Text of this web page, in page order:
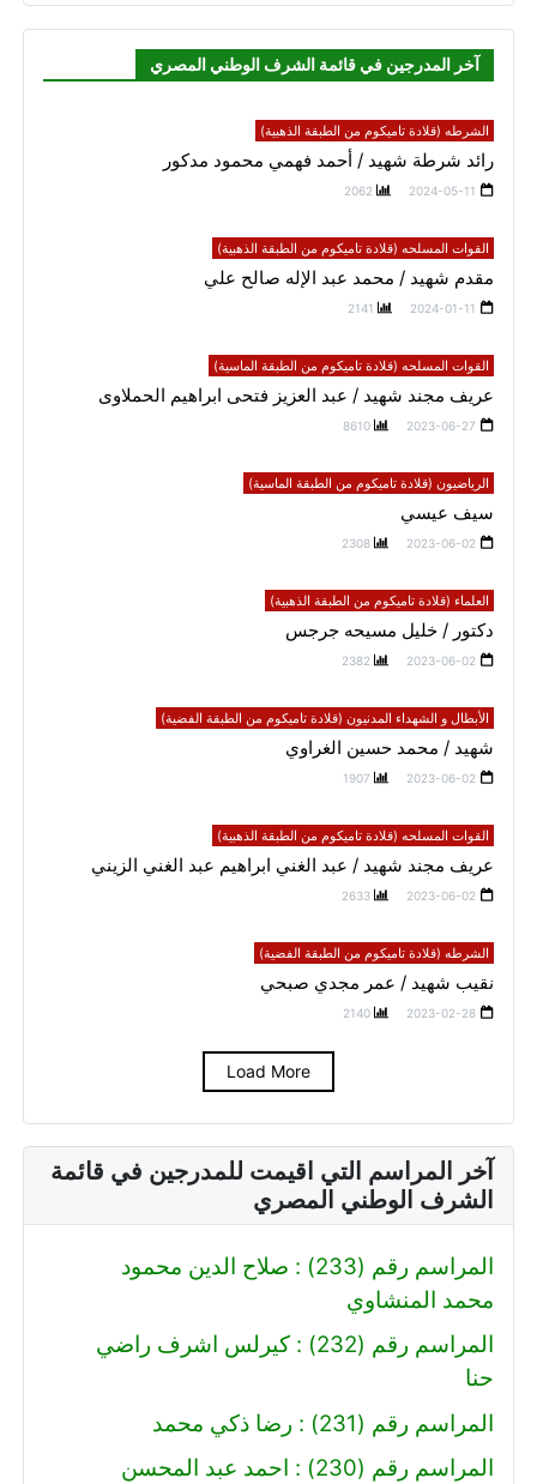
آخر المدرجين في قائمة الشرف الوطني المصري
الشرطه (قلادة تاميكوم من الطبقة الذهبية)
رائد شرطة شهيد / أحمد فهمي محمود مدكور
2024-05-11
2062
القوات المسلحه (قلادة تاميكوم من الطبقة الذهبية)
مقدم شهيد / محمد عبد الإله صالح علي
2024-01-11
2141
القوات المسلحه (قلادة تاميكوم من الطبقة الماسية)
عريف مجند شهيد / عبد العزيز فتحى ابراهيم الحملاوى
2023-06-27
8610
الرياضيون (قلادة تاميكوم من الطبقة الماسية)
سيف عيسي
2023-06-02
2308
العلماء (قلادة تاميكوم من الطبقة الذهبية)
دكتور / خليل مسيحه جرجس
2023-06-02
2382
الأبطال و الشهداء المدنيون (قلادة تاميكوم من الطبقة الفضية)
شهيد / محمد حسين الغراوي
2023-06-02
1907
القوات المسلحه (قلادة تاميكوم من الطبقة الذهبية)
عريف مجند شهيد / عبد الغني ابراهيم عبد الغني الزيني
2023-06-02
2633
الشرطه (قلادة تاميكوم من الطبقة الفضية)
نقيب شهيد / عمر مجدي صبحي
2023-02-28
2140
Load More
آخر المراسم التي اقيمت للمدرجين في قائمة
الشرف الوطني المصري
المراسم رقم (233) : صلاح الدين محمود
محمد المنشاوي
المراسم رقم (232) : كيرلس اشرف راضي
حنا
المراسم رقم (231) : رضا ذكي محمد
المراسم رقم (230) : احمد عبد المحسن